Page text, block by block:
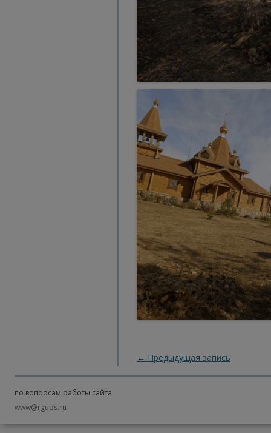
Навигация по записям
← Предыдущая запись
по вопросам работы сайта
www@rgups.ru